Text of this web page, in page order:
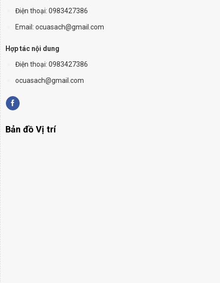
Điện thoại: 0983427386
Email: ocuasach@gmail.com
Hợp tác nội dung
Điện thoại: 0983427386
ocuasach@gmail.com
Bản đồ Vị trí